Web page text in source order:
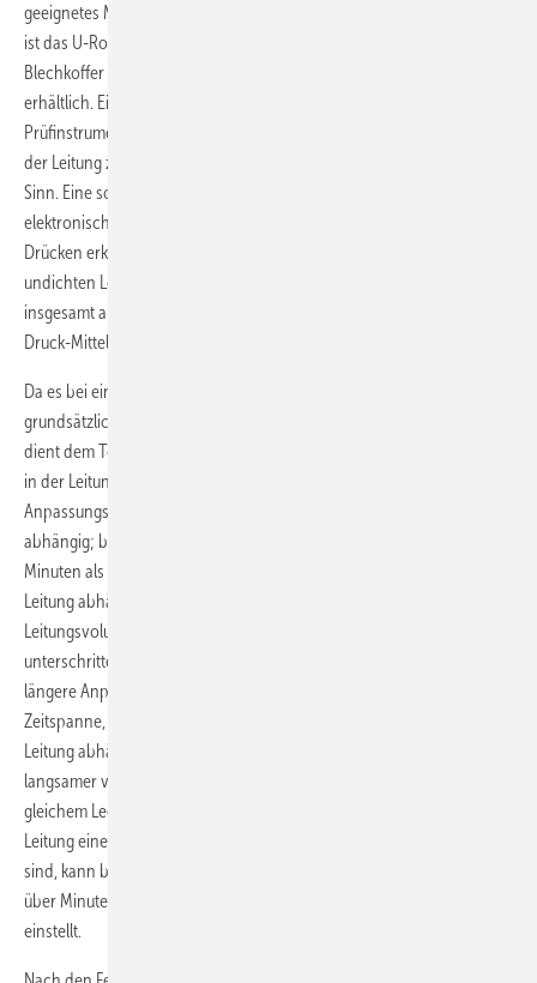
geeignetes Messgerät, besonders auch für den Einsatz auf Baustellen,
ist das U-Rohr-Manometer. Diese sind heute zum Beispiel als stabile
Blechkoffer mit Wassertank, Absperrkugelhähnen und Handpumpe
erhältlich. Ein Schlauch, befestigt an einer Teleskopstange, dient als
Prüfinstrument. Ist mit Temperaturschwankungen in der Umgebung
der Leitung zu rechnen, macht eine Aufzeichnung des Druckverlaufs
Sinn. Eine solche, automatische Dokumentation ermöglichen
elektronische Messgeräte. Dann kann auch bei schwankenden
Drücken erkannt werden, ob die Leitung dicht ist oder nicht. Bei einer
undichten Leitung sinkt der schwankende Druck über eine Zeitspanne
insgesamt ab; bei einer dichten Leitung bleibt dieser mit seinem
Druck-Mittelwert konstant.
Da es bei einer Dichtheitsprüfung nur noch um den Druck geht, ist ihr
grundsätzlich eine Anpassungszeit vorzuschalten. Die Anpassungszeit
dient dem Temperaturausgleich und soll dem Prüfmedium Zeit geben,
in der Leitung buchstäblich zur Ruhe zu kommen. Die nötige Dauer der
Anpassungszeit ist vom Volumen der zu überprüfenden Leitung
abhängig; bis zu einem Leitungsvolumen von 100 Litern werden zehn
Minuten als ausreichend angesehen. Ebenfalls vom Volumen der
Leitung abhängig ist die Dauer der eigentlichen Prüfzeit. Bei einem
Leitungsvolumen von bis zu 100 Liter dürfen zehn Minuten nicht
unterschritten werden. Leitungen mit größeren Volumen benötigen
längere Anpassungs- und Prüfzeiten. Und das aus gutem Grund: Die
Zeitspanne, in der sich ein Druckabfall zeigt, ist vom Volumen der
Leitung abhängig. Je größer das Volumen der Leitung ist, desto
langsamer vollzieht sich der Druckabfall bei gleichem Prüfdruck und
gleichem Leck. Falsch ist dabei die Annahme, dass eine undichte
Leitung einen linearen Druckabfall aufweist. Da Gase kompressibel
sind, kann bei einer großvolumigen, undichten Leitung der Prüfdruck
über Minuten lang konstant bleiben, bevor sich ein Druckabfall
einstellt.